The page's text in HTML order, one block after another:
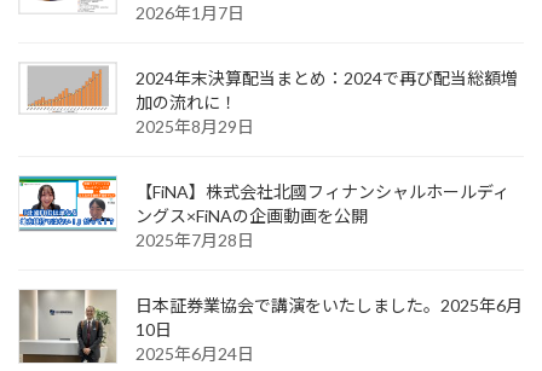
2026年1月7日
2024年末決算配当まとめ：2024で再び配当総額増
加の流れに！
2025年8月29日
【FiNA】株式会社北國フィナンシャルホールディ
ングス×FiNAの企画動画を公開
2025年7月28日
日本証券業協会で講演をいたしました。2025年6月
10日
2025年6月24日